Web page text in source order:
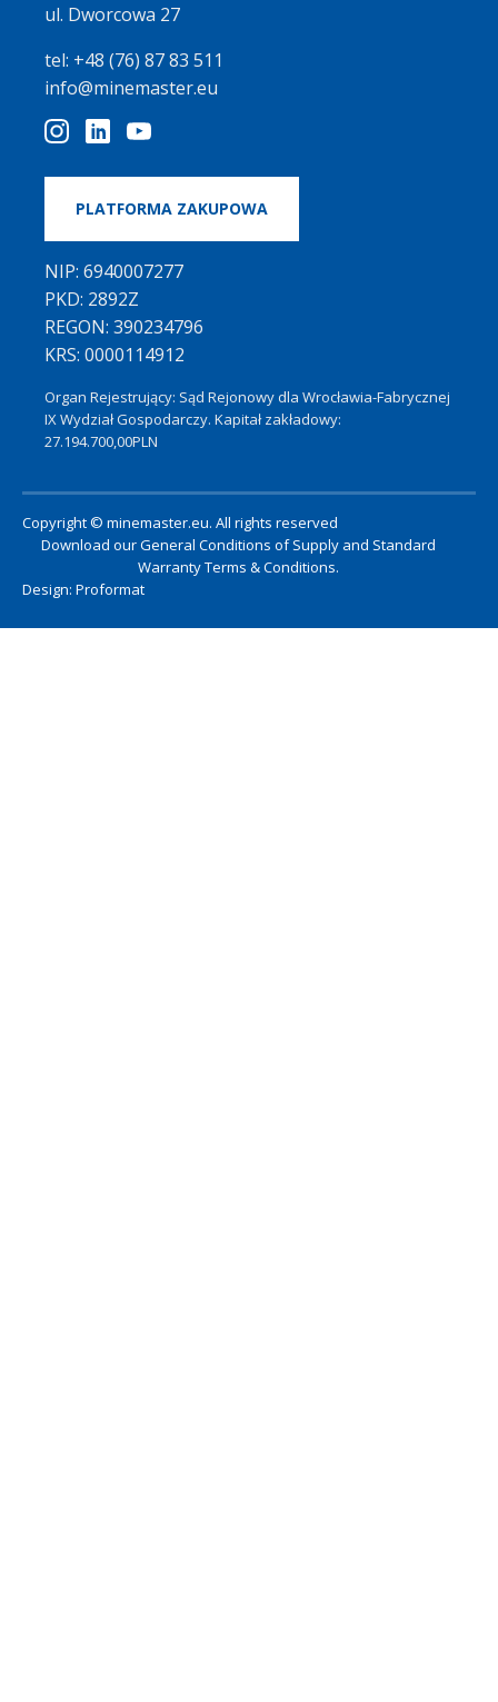
ul. Dworcowa 27
tel: +48 (76) 87 83 511
info@minemaster.eu
PLATFORMA ZAKUPOWA
NIP: 6940007277
PKD: 2892Z
REGON: 390234796
KRS: 0000114912
Organ Rejestrujący: Sąd Rejonowy dla Wrocławia-Fabrycznej
IX Wydział Gospodarczy. Kapitał zakładowy:
27.194.700,00PLN
Copyright © minemaster.eu. All rights reserved
Download ourGeneral Conditions of Supplyand Standard
Warranty Terms & Conditions.
Design: Proformat